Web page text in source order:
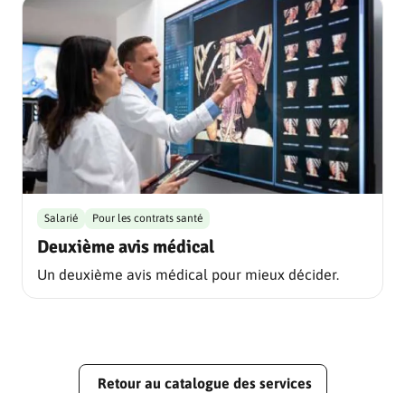
Deuxième avis médical
Salarié Pour les contrats santé
Un deuxième avis médical pour mieux décider.
Retour au catalogue des services